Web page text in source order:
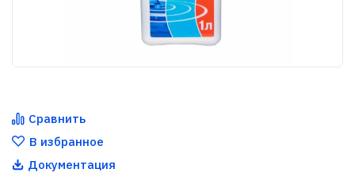
Сравнить
В избранное
Документация